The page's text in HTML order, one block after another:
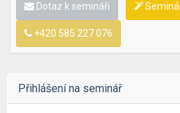
Dotaz k semináři
+420 585 227 076
Přihlášení na seminář